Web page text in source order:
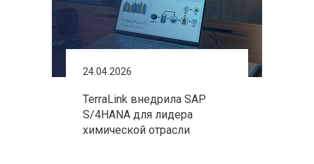
24.04.2026
TerraLink внедрила SAP
S/4HANA для лидера
химической отрасли